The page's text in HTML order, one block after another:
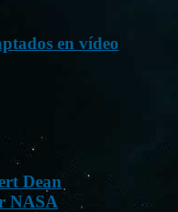
en vídeo
Dean
NASA